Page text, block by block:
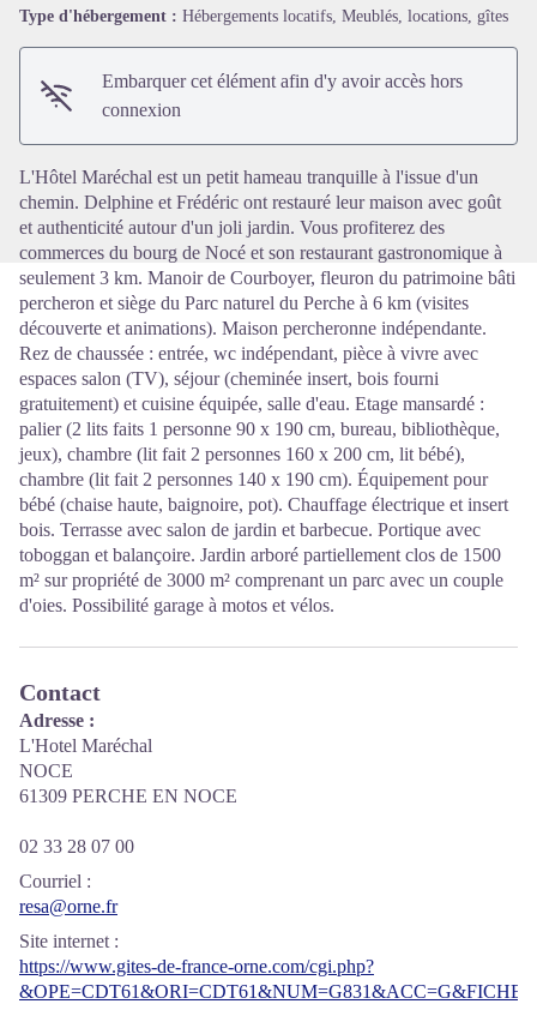
Voir l'image en plein écran
Type d'hébergement : Hébergements locatifs, Meublés, locations, gîtes
Embarquer cet élément afin d'y avoir accès hors
connexion
L'Hôtel Maréchal est un petit hameau tranquille à l'issue d'un
chemin. Delphine et Frédéric ont restauré leur maison avec goût
et authenticité autour d'un joli jardin. Vous profiterez des
commerces du bourg de Nocé et son restaurant gastronomique à
seulement 3 km. Manoir de Courboyer, fleuron du patrimoine bâti
percheron et siège du Parc naturel du Perche à 6 km (visites
découverte et animations). Maison percheronne indépendante.
Rez de chaussée : entrée, wc indépendant, pièce à vivre avec
espaces salon (TV), séjour (cheminée insert, bois fourni
gratuitement) et cuisine équipée, salle d'eau. Etage mansardé :
palier (2 lits faits 1 personne 90 x 190 cm, bureau, bibliothèque,
jeux), chambre (lit fait 2 personnes 160 x 200 cm, lit bébé),
chambre (lit fait 2 personnes 140 x 190 cm). Équipement pour
bébé (chaise haute, baignoire, pot). Chauffage électrique et insert
bois. Terrasse avec salon de jardin et barbecue. Portique avec
toboggan et balançoire. Jardin arboré partiellement clos de 1500
m² sur propriété de 3000 m² comprenant un parc avec un couple
d'oies. Possibilité garage à motos et vélos.
Contact
Adresse :
L'Hotel Maréchal
NOCE
61309 PERCHE EN NOCE
02 33 28 07 00
Courriel :
resa@orne.fr
Site internet :
https://www.gites-de-france-orne.com/cgi.php?